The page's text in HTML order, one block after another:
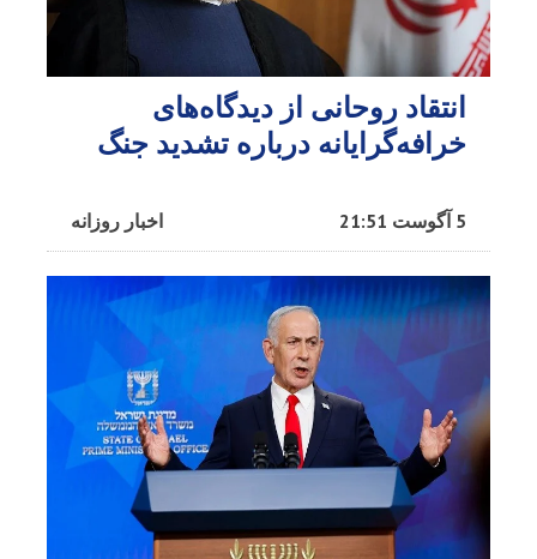
انتقاد روحانی از دیدگاه‌های
خرافه‌گرایانه درباره تشدید جنگ
اخبار روزانه 5 آگوست 21:51